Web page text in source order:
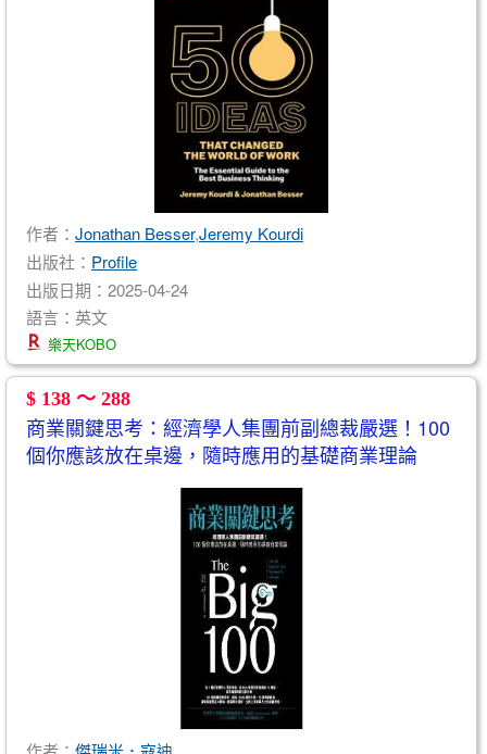
作者： Jonathan Besser,Jeremy Kourdi
出版社： Profile
出版日期：2025-04-24
語言：英文
樂天KOBO
$ 138 ～ 288
商業關鍵思考：經濟學人集團前副總裁嚴選！100
個你應該放在桌邊，隨時應用的基礎商業理論